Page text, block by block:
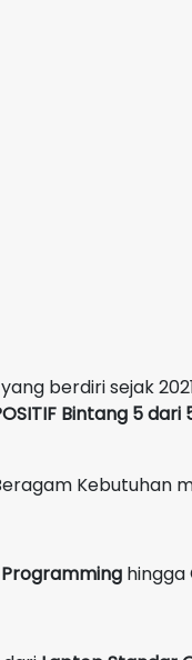
berdiri sejak
Bintang 5 dari
Kebutuhan
Programming hingga